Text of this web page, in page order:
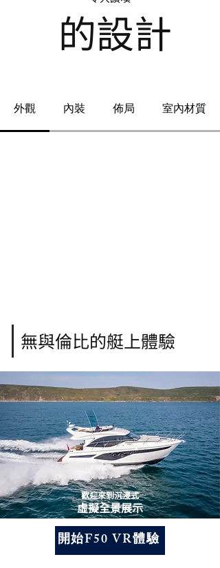
的設計
外觀 內裝 佈局 室內材質
無與倫比的艇上體驗
歡迎來到沉浸式
虛擬全景展示
開始F50 VR體驗